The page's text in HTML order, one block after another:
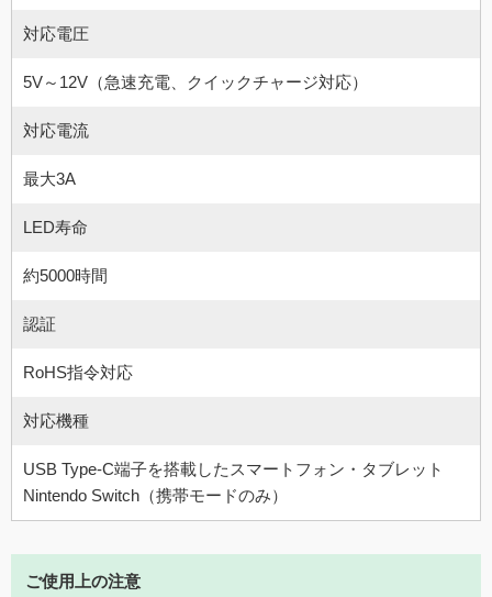
対応電圧
5V～12V（急速充電、クイックチャージ対応）
対応電流
最大3A
LED寿命
約5000時間
認証
RoHS指令対応
対応機種
USB Type-C端子を搭載したスマートフォン・タブレット
Nintendo Switch（携帯モードのみ）
ご使用上の注意